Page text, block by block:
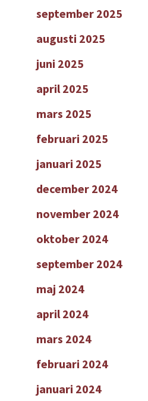
september 2025
augusti 2025
juni 2025
april 2025
mars 2025
februari 2025
januari 2025
december 2024
november 2024
oktober 2024
september 2024
maj 2024
april 2024
mars 2024
februari 2024
januari 2024